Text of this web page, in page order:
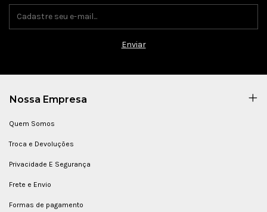
Nossa Empresa
Quem Somos
Troca e Devoluções
Privacidade E Segurança
Frete e Envio
Formas de pagamento